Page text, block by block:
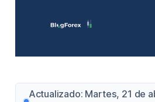
Actualizado: Martes, 21 de